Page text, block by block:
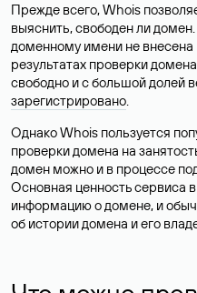
Прежде всего, Whois
выяснить, свободен ли
доменному имени не внесена
результатах проверки
свободно и с большой долей
зарегистрировано.
Однако Whois пользуется
проверки домена на
домен можно и в процессе
Основная ценность сервиса
информацию о домене, и
об истории домена и его